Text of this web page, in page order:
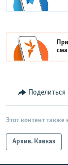
Поделиться
Этот контент также
Архив. Кавказ